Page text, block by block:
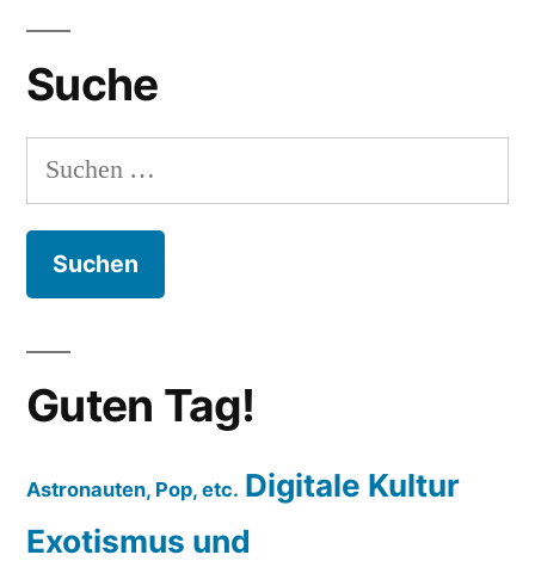
Suche
Suchen
nach:
Guten Tag!
Astronauten, Pop, etc. Digitale Kultur
Exotismus und